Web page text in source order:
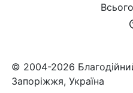
© 2004-2026
Запоріжжя, Україна